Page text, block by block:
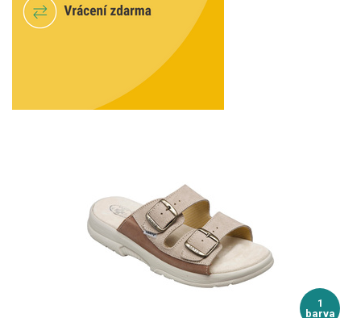
1
barva